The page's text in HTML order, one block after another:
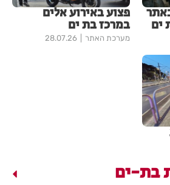
ים
פצוע באירוע אלים
במרכז בת ים
מערכת האתר 28.07.26
בת-ים